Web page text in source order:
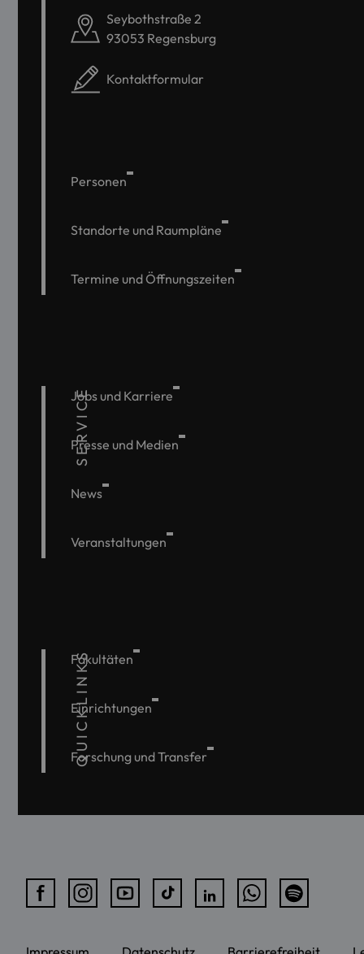
Seybothstraße 2
93053 Regensburg
Kontaktformular
Personen
Standorte und Raumpläne
Termine und Öffnungszeiten
SERVICE
Jobs und Karriere
Presse und Medien
News
Veranstaltungen
QUICKLINKS
Fakultäten
Einrichtungen
Forschung und Transfer